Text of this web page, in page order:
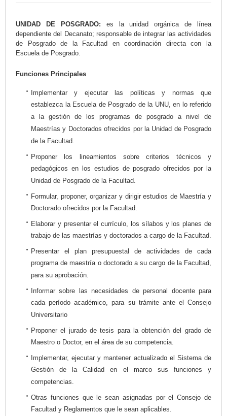
UNIDAD DE POSGRADO: es la unidad orgánica de línea
dependiente del Decanato; responsable de integrar las actividades
de Posgrado de la Facultad en coordinación directa con la
Escuela de Posgrado.
Funciones Principales
Implementar y ejecutar las políticas y normas que
establezca la Escuela de Posgrado de la UNU, en lo referido
a la gestión de los programas de posgrado a nivel de
Maestrías y Doctorados ofrecidos por la Unidad de Posgrado
de la Facultad.
Proponer los lineamientos sobre criterios técnicos y
pedagógicos en los estudios de posgrado ofrecidos por la
Unidad de Posgrado de la Facultad.
Formular, proponer, organizar y dirigir estudios de Maestría y
Doctorado ofrecidos por la Facultad.
Elaborar y presentar el currículo, los sílabos y los planes de
trabajo de las maestrías y doctorados a cargo de la Facultad.
Presentar el plan presupuestal de actividades de cada
programa de maestría o doctorado a su cargo de la Facultad,
para su aprobación.
Informar sobre las necesidades de personal docente para
cada período académico, para su trámite ante el Consejo
Universitario
Proponer el jurado de tesis para la obtención del grado de
Maestro o Doctor, en el área de su competencia.
Implementar, ejecutar y mantener actualizado el Sistema de
Gestión de la Calidad en el marco sus funciones y
competencias.
Otras funciones que le sean asignadas por el Consejo de
Facultad y Reglamentos que le sean aplicables.